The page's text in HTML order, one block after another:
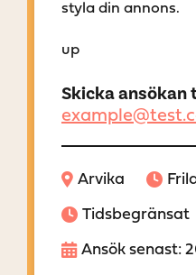
styla din annons.
up
Skicka ansökan
Arvika
Tidsbegränsat
Ansök senast: